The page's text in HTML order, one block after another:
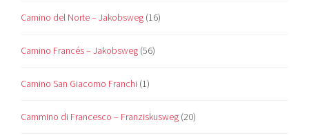
Camino del Norte – Jakobsweg (16)
Camino Francés – Jakobsweg (56)
Camino San Giacomo Franchi (1)
Cammino di Francesco – Franziskusweg (20)